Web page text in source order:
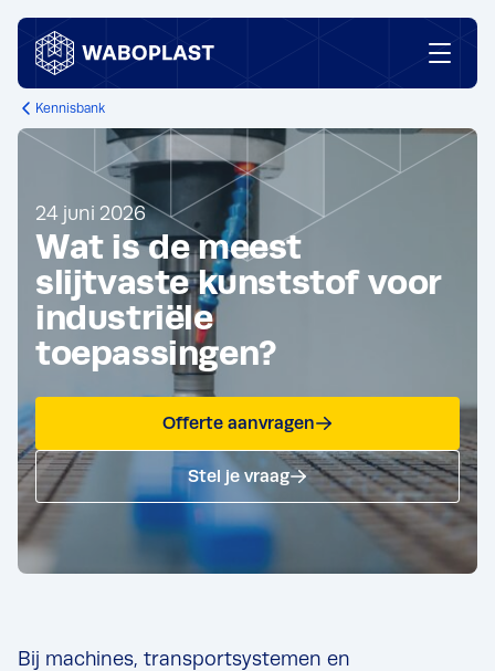
Ga naar content
Kennisbank
Wat is de meest
slijtvaste kunststof voor
industriële
toepassingen?
24 juni 2026
Offerte aanvragen
Stel je vraag
Bij machines, transportsystemen en